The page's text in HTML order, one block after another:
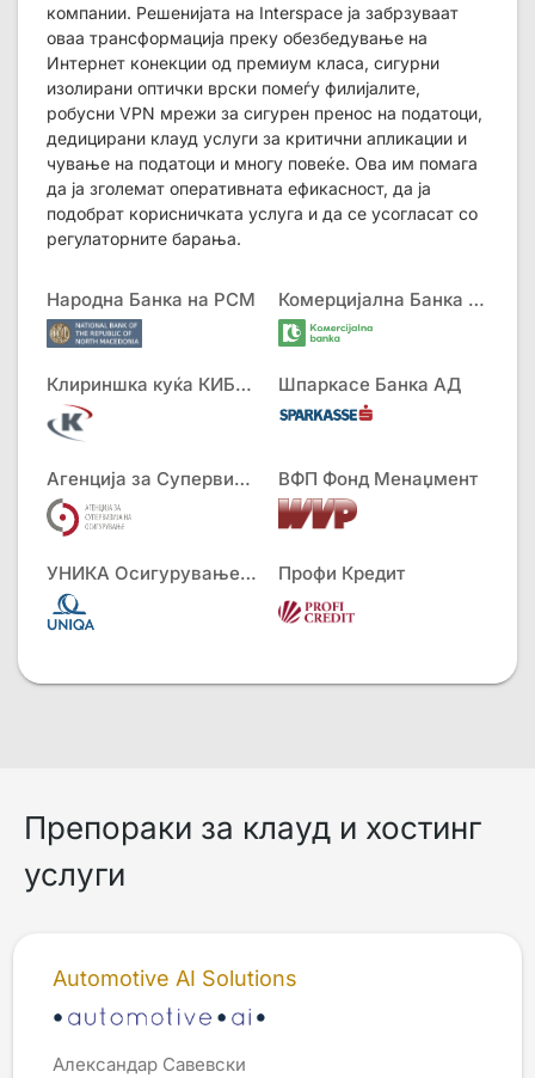
компании. Решенијата на Interspace ја забрзуваат
оваа трансформација преку обезбедување на
Интернет конекции од премиум класа, сигурни
изолирани оптички врски помеѓу филијалите,
робусни VPN мрежи за сигурен пренос на податоци,
дедицирани клауд услуги за критични апликации и
чување на податоци и многу повеќе. Ова им помага
да ја зголемат оперативната ефикасност, да ја
подобрат корисничката услуга и да се усогласат со
регулаторните барања.
Народна Банка на РСМ Комерцијална Банка АД
Клириншка куќа КИБС АД Шпаркасе Банка АД
Агенција за Супервизија на Осигурување ВФП Фонд Менаџмент
УНИКА Осигурување АД Профи Кредит
Препораки за клауд и хостинг
услуги
Automotive AI Solutions
Александар Савевски